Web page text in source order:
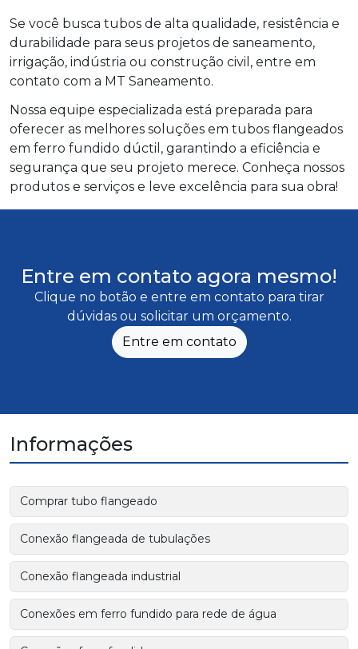
Se você busca tubos de alta qualidade, resistência e
durabilidade para seus projetos de saneamento,
irrigação, indústria ou construção civil, entre em
contato com a MT Saneamento.
Nossa equipe especializada está preparada para
oferecer as melhores soluções em tubos flangeados
em ferro fundido dúctil, garantindo a eficiência e
segurança que seu projeto merece. Conheça nossos
produtos e serviços e leve excelência para sua obra!
Entre em contato agora mesmo!
Clique no botão e entre em contato para tirar
dúvidas ou solicitar um orçamento.
Entre em contato
Informações
Comprar tubo flangeado
Conexão flangeada de tubulações
Conexão flangeada industrial
Conexões em ferro fundido para rede de água